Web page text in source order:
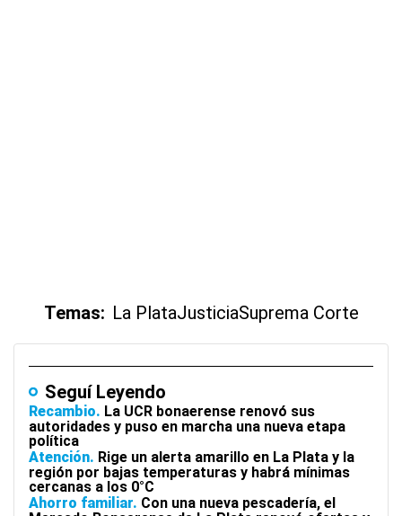
Temas: La PlataJusticiaSuprema Corte
Seguí Leyendo
Recambio La UCR bonaerense renovó sus
autoridades y puso en marcha una nueva etapa
política
Atención Rige un alerta amarillo en La Plata y la
región por bajas temperaturas y habrá mínimas
cercanas a los 0°C
Ahorro familiar Con una nueva pescadería, el